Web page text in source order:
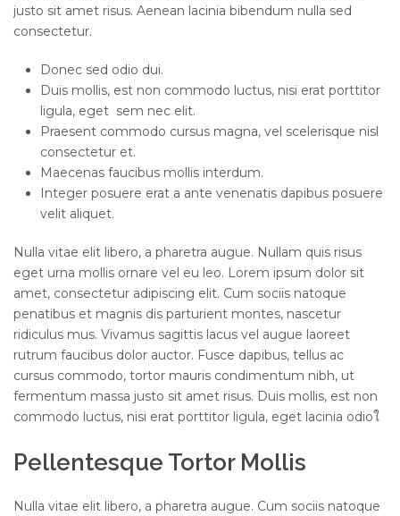
justo sit amet risus. Aenean lacinia bibendum nulla sed
consectetur.
Donec sed odio dui.
Duis mollis, est non commodo luctus, nisi erat porttitor
ligula, eget sem nec elit.
Praesent commodo cursus magna, vel scelerisque nisl
consectetur et.
Maecenas faucibus mollis interdum.
Integer posuere erat a ante venenatis dapibus posuere
velit aliquet.
Nulla vitae elit libero, a pharetra augue. Nullam quis risus
eget urna mollis ornare vel eu leo. Lorem ipsum dolor sit
amet, consectetur adipiscing elit. Cum sociis natoque
penatibus et magnis dis parturient montes, nascetur
ridiculus mus. Vivamus sagittis lacus vel augue laoreet
rutrum faucibus dolor auctor. Fusce dapibus, tellus ac
cursus commodo, tortor mauris condimentum nibh, ut
fermentum massa justo sit amet risus. Duis mollis, est non
commodo luctus, nisi erat porttitor ligula, eget lacinia odioใ
Pellentesque Tortor Mollis
Nulla vitae elit libero, a pharetra augue. Cum sociis natoque